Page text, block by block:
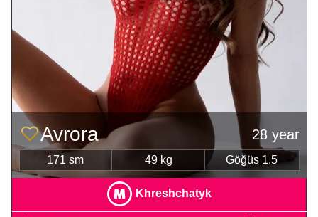
Avrora 28 year
171 sm 49 kg Göğüs 1.5
Khreshchatyk